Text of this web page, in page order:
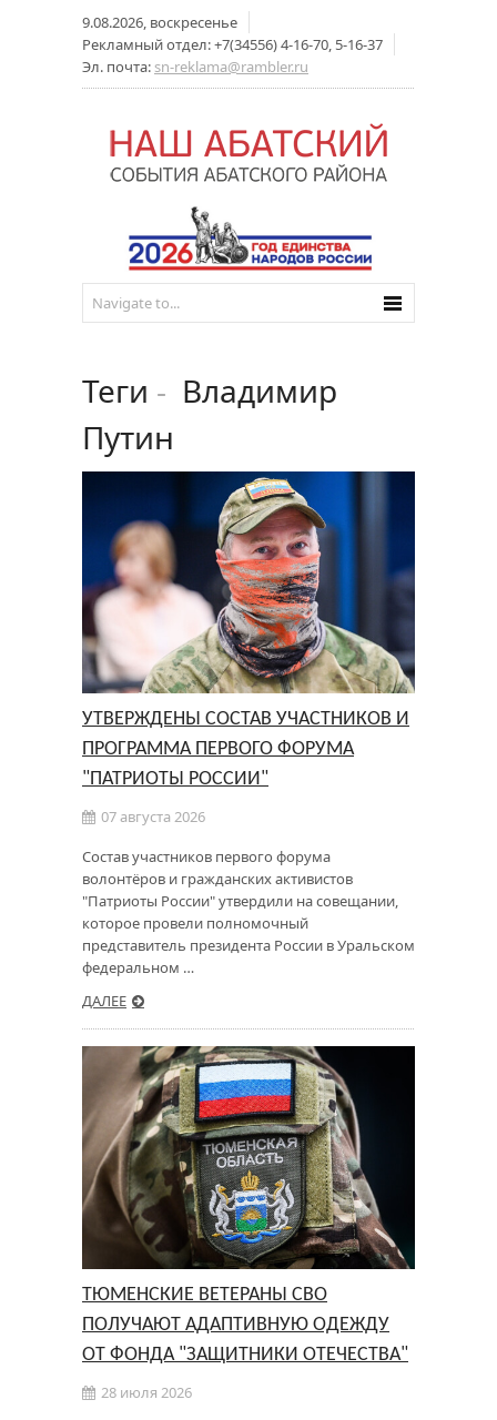
9.08.2026, воскресенье
Рекламный отдел: +7(34556) 4-16-70, 5-16-37
Эл. почта: sn-reklama@rambler.ru
Теги - Владимир
Путин
УТВЕРЖДЕНЫ СОСТАВ УЧАСТНИКОВ И
ПРОГРАММА ПЕРВОГО ФОРУМА
"ПАТРИОТЫ РОССИИ"
07 августа 2026
Состав участников первого форума
волонтёров и гражданских активистов
"Патриоты России" утвердили на совещании,
которое провели полномочный
представитель президента России в Уральском
федеральном …
ДАЛЕЕ
ТЮМЕНСКИЕ ВЕТЕРАНЫ СВО
ПОЛУЧАЮТ АДАПТИВНУЮ ОДЕЖДУ
ОТ ФОНДА "ЗАЩИТНИКИ ОТЕЧЕСТВА"
28 июля 2026